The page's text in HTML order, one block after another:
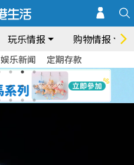
玩乐情报 购物情报
娱乐新闻 定期存款